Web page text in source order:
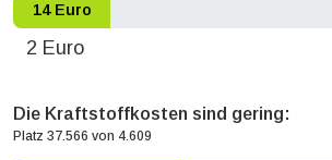
14 Euro
2 Euro
Die Kraftstoffkosten sind gering:
Platz 37.566 von 4.609